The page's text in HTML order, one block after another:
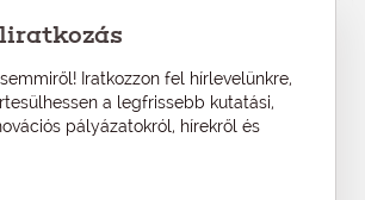
Iratkozzon fel hírlevelünkre,
a legfrissebb kutatási,
pályázatokról, hírekről és